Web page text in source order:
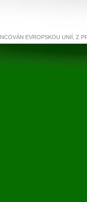
EVROPSKOU UNIÍ, Z